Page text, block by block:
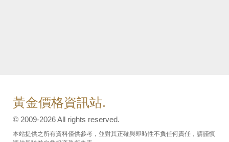
黃金價格資訊站.
© 2009-2026 All rights reserved.
本站提供之所有資料僅供參考，並對其正確與即時性不負任何責任，請謹慎